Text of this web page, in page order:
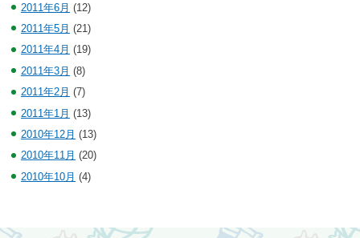
2011年6月 (12)
2011年5月 (21)
2011年4月 (19)
2011年3月 (8)
2011年2月 (7)
2011年1月 (13)
2010年12月 (13)
2010年11月 (20)
2010年10月 (4)